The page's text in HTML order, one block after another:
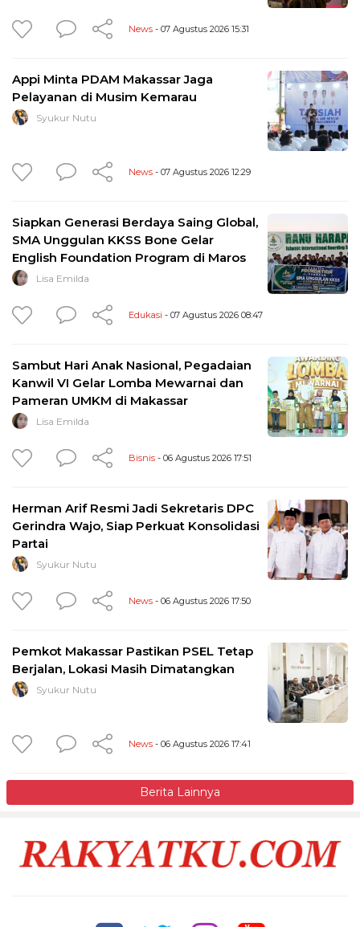
News - 07 Agustus 2026 15:31
Appi Minta PDAM Makassar Jaga
Pelayanan di Musim Kemarau
Syukur Nutu
News - 07 Agustus 2026 12:29
Siapkan Generasi Berdaya Saing Global,
SMA Unggulan KKSS Bone Gelar
English Foundation Program di Maros
Lisa Emilda
Edukasi - 07 Agustus 2026 08:47
Sambut Hari Anak Nasional, Pegadaian
Kanwil VI Gelar Lomba Mewarnai dan
Pameran UMKM di Makassar
Lisa Emilda
Bisnis - 06 Agustus 2026 17:51
Herman Arif Resmi Jadi Sekretaris DPC
Gerindra Wajo, Siap Perkuat Konsolidasi
Partai
Syukur Nutu
News - 06 Agustus 2026 17:50
Pemkot Makassar Pastikan PSEL Tetap
Berjalan, Lokasi Masih Dimatangkan
Syukur Nutu
News - 06 Agustus 2026 17:41
Berita Lainnya